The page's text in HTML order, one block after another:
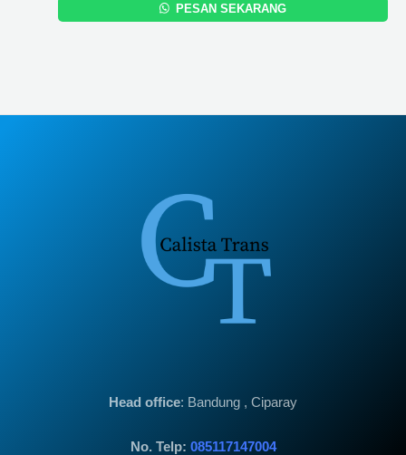
PESAN SEKARANG
Head office: Bandung , Ciparay
No. Telp: 085117147004